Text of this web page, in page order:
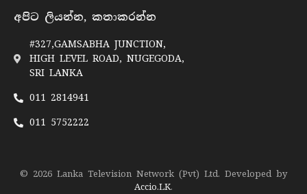
අපිට ලියන්න, කතාකරන්න
#327,GAMSABHA JUNCTION,
HIGH LEVEL ROAD, NUGEGODA,
SRI LANKA
011 2814941
011 5752222
© 2026 Lanka Television Network (Pvt) Ltd. Developed by
Accio.LK.